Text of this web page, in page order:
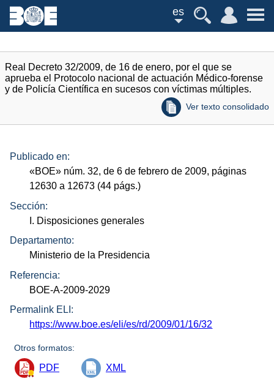
es
Real Decreto 32/2009, de 16 de enero, por el que se
aprueba el Protocolo nacional de actuación Médico-forense
y de Policía Científica en sucesos con víctimas múltiples.
Ver texto consolidado
Publicado en:
«BOE» núm. 32, de 6 de febrero de 2009, páginas
12630 a 12673 (44 págs.)
Sección:
I. Disposiciones generales
Departamento:
Ministerio de la Presidencia
Referencia:
BOE-A-2009-2029
Permalink ELI:
https://www.boe.es/eli/es/rd/2009/01/16/32
Otros formatos:
PDF XML